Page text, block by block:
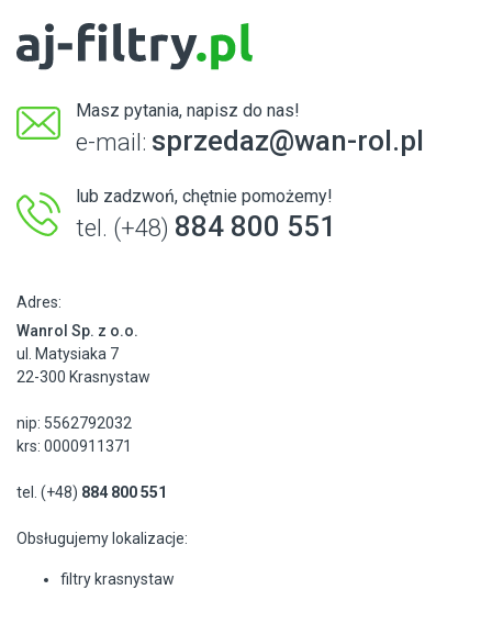
Masz pytania, napisz do nas!
e-mail: sprzedaz@wan-rol.pl
lub zadzwoń, chętnie pomożemy!
tel. (+48) 884 800 551
Adres:
Wanrol Sp. z o.o.
ul. Matysiaka 7
22-300 Krasnystaw
nip: 5562792032
krs: 0000911371
tel. (+48) 884 800 551
Obsługujemy lokalizacje:
filtry krasnystaw